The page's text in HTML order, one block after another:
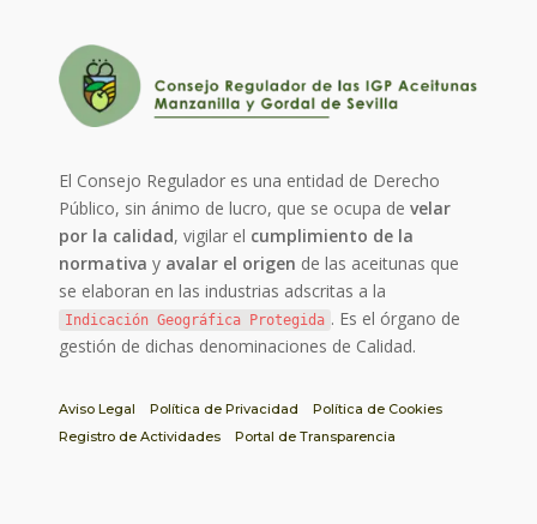
El Consejo Regulador es una entidad de Derecho
Público, sin ánimo de lucro, que se ocupa develar
por la calidad, vigilar el cumplimiento de la
normativa y avalar el origen de las aceitunas que
se elaboran en las industrias adscritas a la
Indicación Geográfica Protegida . Es el órgano de
gestión de dichas denominaciones de Calidad.
Aviso Legal Política de Privacidad
Política de Cookies
Registro de Actividades
Portal de Transparencia